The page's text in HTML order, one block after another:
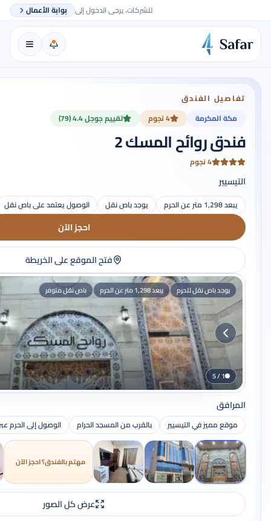
للشركات، يرجى الدخول إلى بوابة الأعمال
تفاصيل الفندق
مكة المكرمة
4 نجوم تقييم جوجل 4.4 (79)
فندق روائح المسك 2
4 نجوم
التيسيير
يبعد 1,298 متر عن الحرم يوجد باص نقل الوصول يعتمد على باص نقل
احجز الآن
فتح الموقع على الخريطة
يوجد باص نقل للحرم يبعد 1,298 متر عن الحرم باص نقل متوفر
1 / 5
المرافق
موقع مميز في التيسيير بالقرب من المسجد الحرام الوصول إلى الحرم
مهتم بالفندق؟ احجز الآن
عرض كل الصور